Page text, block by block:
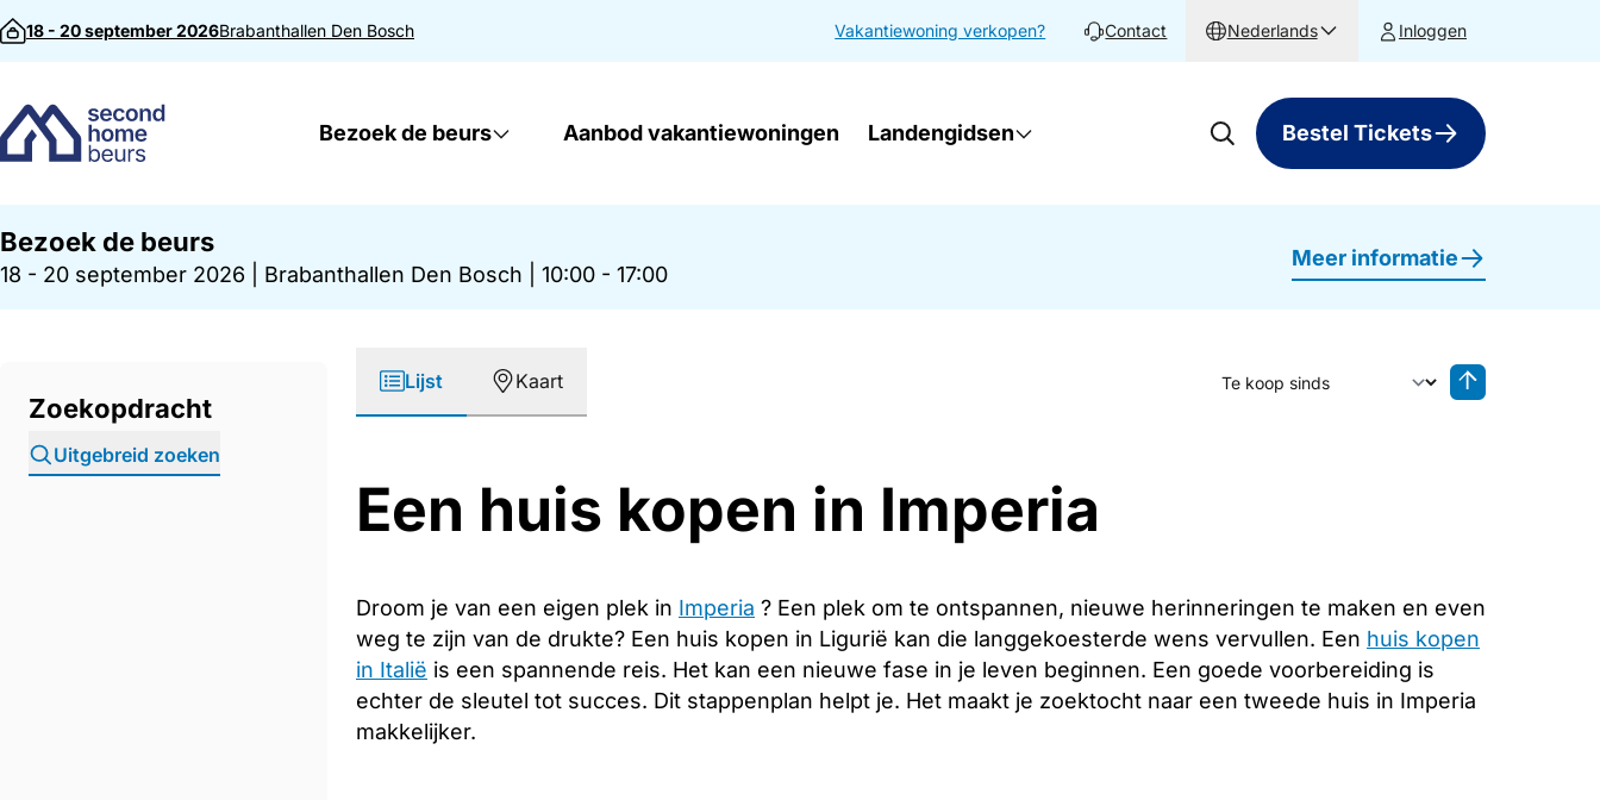
Direct naar inhoud
18 - 20 september 2026Brabanthallen Den Bosch Vakantiewoning verkopen? Contact Nederlands Inloggen
Bezoek de beurs Aanbod vakantiewoningen Landengidsen Bestel Tickets
Bezoek de beurs
18 - 20 september 2026 Brabanthallen Den Bosch 10:00 - 17:00
Meer informatie
Zoekopdracht
Uitgebreid zoeken
Lijst Kaart
Sorteer op
Een huis kopen in Imperia
Droom je van een eigen plek in Imperia ? Een plek om te ontspannen, nieuwe herinneringen te maken en even
weg te zijn van de drukte? Een huis kopen in Ligurië kan die langgekoesterde wens vervullen. Een huis kopen
in Italië is een spannende reis. Het kan een nieuwe fase in je leven beginnen. Een goede voorbereiding is
echter de sleutel tot succes. Dit stappenplan helpt je. Het maakt je zoektocht naar een tweede huis in Imperia
makkelijker.